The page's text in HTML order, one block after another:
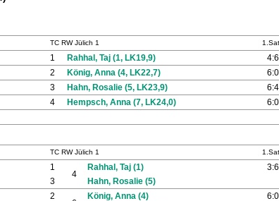
TC RW Jülich 1
1 Rahhal, Taj (1, LK19,9) 4:6
2 König, Anna (4, LK22,7) 6:0
3 Hahn, Rosalie (5, LK23,9) 6:4
4 Hempsch, Anna (7, LK24,0) 6:0
TC RW Jülich 1
1
3
4
Rahhal, Taj (1)
Hahn, Rosalie (5)
3:6
2
König, Anna (4)
6:0